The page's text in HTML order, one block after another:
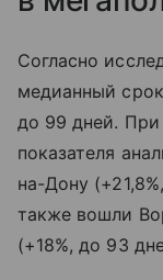
Согласно
медианный
до 99 дней.
показателя
на-Дону
также вошли
(+18%, до 93